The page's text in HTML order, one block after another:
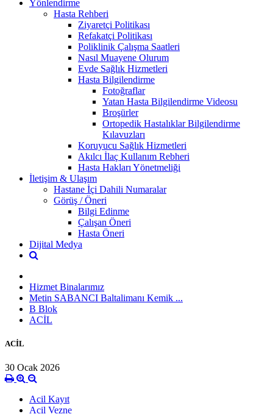
Yönlendirme
Hasta Rehberi
Ziyaretçi Politikası
Refakatçi Politikası
Poliklinik Çalışma Saatleri
Nasıl Muayene Olurum
Evde Sağlık Hizmetleri
Hasta Bilgilendirme
Fotoğraflar
Yatan Hasta Bilgilendirme Videosu
Broşürler
Ortopedik Hastalıklar Bilgilendirme
Kılavuzları
Koruyucu Sağlık Hizmetleri
Akılcı İlaç Kullanım Rebheri
Hasta Hakları Yönetmeliği
İletişim & Ulaşım
Hastane İçi Dahili Numaralar
Görüş / Öneri
Bilgi Edinme
Çalışan Öneri
Hasta Öneri
Dijital Medya
Hizmet Binalarımız
Metin SABANCI Baltalimanı Kemik ...
B Blok
ACİL
ACİL
30 Ocak 2026
Acil Kayıt
Acil Vezne